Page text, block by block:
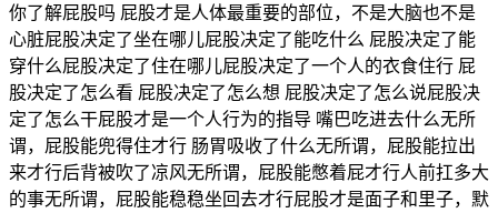
你了解屁股吗 屁股才是人体最重要的部位，不是大脑也不是
心脏屁股决定了坐在哪儿屁股决定了能吃什么 屁股决定了能
穿什么屁股决定了住在哪儿屁股决定了一个人的衣食住行 屁
股决定了怎么看 屁股决定了怎么想 屁股决定了怎么说屁股决
定了怎么干屁股才是一个人行为的指导 嘴巴吃进去什么无所
谓，屁股能兜得住才行 肠胃吸收了什么无所谓，屁股能拉出
来才行后背被吹了凉风无所谓，屁股能憋着屁才行人前扛多大
的事无所谓，屁股能稳稳坐回去才行屁股才是面子和里子，默